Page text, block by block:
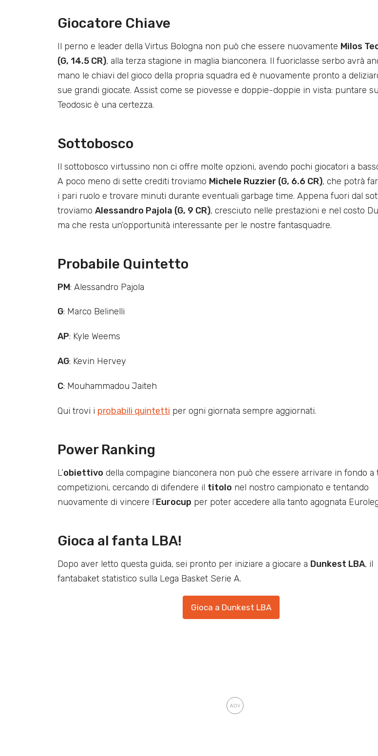
Giocatore Chiave
Il perno e leader della Virtus Bologna non può che essere nuovamente Milos
(G, 14.5 CR), alla terza stagione in maglia bianconera. Il fuoriclasse serbo avrà
mano le chiavi del gioco della propria squadra ed è nuovamente pronto a
sue grandi giocate. Assist come se piovesse e doppie-doppie in vista: puntare
Teodosic è una certezza.
Sottobosco
Il sottobosco virtussino non ci offre molte opzioni, avendo pochi giocatori a
A poco meno di sette crediti troviamo Michele Ruzzier (G, 6.6 CR), che potrà
i pari ruolo e trovare minuti durante eventuali garbage time. Appena fuori dal
troviamo Alessandro Pajola (G, 9 CR), cresciuto nelle prestazioni e nel costo
ma che resta un’opportunità interessante per le nostre fantasquadre.
Probabile Quintetto
PM: Alessandro Pajola
G: Marco Belinelli
AP: Kyle Weems
AG: Kevin Hervey
C: Mouhammadou Jaiteh
Qui trovi i probabili quintetti per ogni giornata sempre aggiornati.
Power Ranking
L’obiettivo della compagine bianconera non può che essere arrivare in fondo a
competizioni, cercando di difendere il titolo nel nostro campionato e tentando
nuovamente di vincere l’Eurocup per poter accedere alla tanto agognata
Gioca al fanta LBA!
Dopo aver letto questa guida, sei pronto per iniziare a giocare a Dunkest LBA, il
fantabaket statistico sulla Lega Basket Serie A.
Gioca a Dunkest LBA